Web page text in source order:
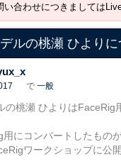
い合わせにつきましては
ルの桃瀬 ひよりに
で 一般
の桃瀬 ひよりはFaceRig
用にコンバートしたもの
ワークショップに公